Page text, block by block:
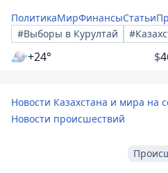
ПолитикаМирФинансыСтатьи
#Выборы в Курултай
+24° $
Новости Казахстана и мира на
Новости происшествий